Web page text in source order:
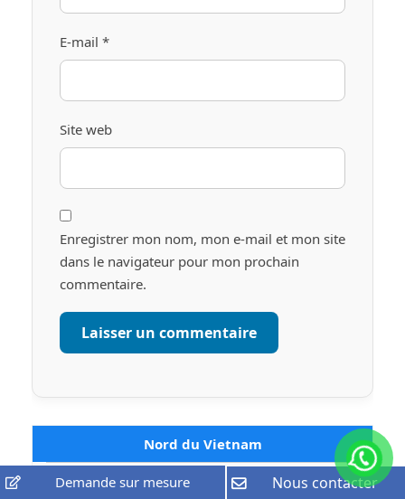
E-mail *
Site web
Enregistrer mon nom, mon e-mail et mon site
dans le navigateur pour mon prochain
commentaire.
Nord du Vietnam
Hanoi
Demande sur mesure Nous contacter